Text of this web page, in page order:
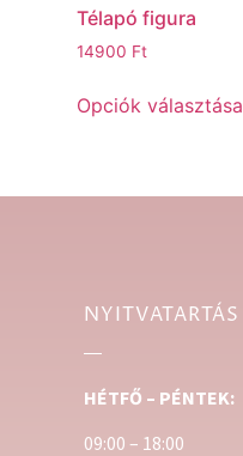
Télapó figura
14900 Ft
Opciók választása
NYITVATARTÁS
HÉTFŐ – PÉNTEK:
09:00 – 18:00